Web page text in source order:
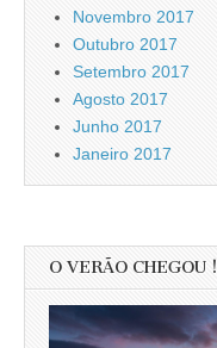
Novembro 2017
Outubro 2017
Setembro 2017
Agosto 2017
Junho 2017
Janeiro 2017
O VERÃO CHEGOU !